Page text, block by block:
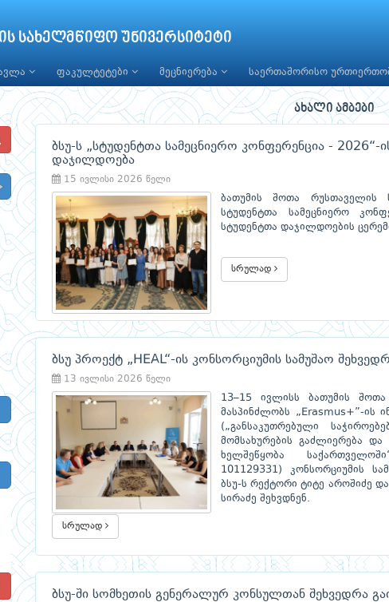
სახელმწიფო უნივერსიტეტი
ფაკულტეტები მეცნიერება საერთაშორისო
ახალი ამბები
ბსუ-ს „სტუდენტთა სამეცნიერო კონფერენცია - 2026“-
დაჯილდოება
15 ივლისი 2026 წელი
ბათუმის შოთა რუსთაველის
სტუდენტთა სამეცნიერო
სტუდენტთა დაჯილდოების
სრულად
ბსუ პროექტ „HEAL“-ის კონსორციუმის სამუშაო
13 ივლისი 2026 წელი
13–15 ივლისს ბათუმის
მასპინძლობს „Erasmus+”-ის
(„განსაკუთრებული
მომსახურების გაძლიერება
ხელშეწყობა საქართველოში“,
101129331) კონსორციუმის
ბსუ-ს რექტორი ტიტე აროშიძე
სირაძე შეხვდნენ.
სრულად
ბსუ-ში სომხეთის გენერალურ კონსულთან შეხვედრა